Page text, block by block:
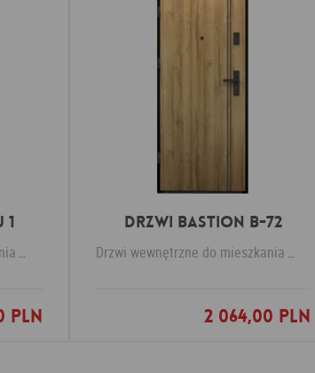
1
PERFECT DOOR
PLN
Drzwi Bastion B-72
Drzwi wewnętrzne do mieszkania
2 064,00 PLN
Dodaj do ulubionych